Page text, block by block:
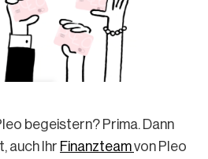
begeistern? Prima. Dann
auch Ihr Finanzteamvon Pleo